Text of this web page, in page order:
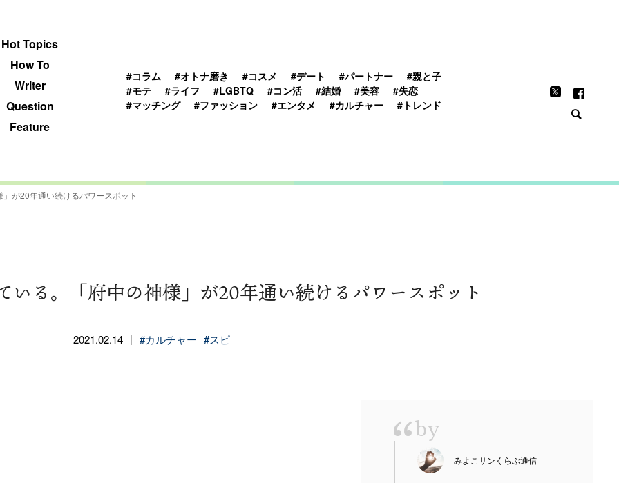
Hot Topics
How To
Writer
Question
Feature
#コラム #オトナ磨き #コスメ #デート #パートナー
#親と子
#モテ
#ライフ #LGBTQ #コン活 #結婚 #美容
#失恋
#マッチング
#ファッション #エンタメ #カルチャー #トレンド
が20年通い続けるパワースポット
いる。「府中の神様」が20年通い続けるパワースポット
2021.02.14 | #カルチャー #スピ
“by
みよこサンくらぶ通信